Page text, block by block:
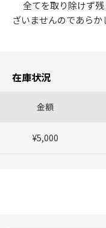
全てを取り除けず残
ざいませんのであらか
在庫状況
金額
¥5,000